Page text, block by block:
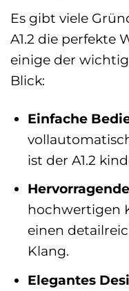
Es gibt viele
A1.2 die perfekte
einige der
Blick:
Einfache
ist der A1.2
hochwertigen
einen
Klang.
Elegantes